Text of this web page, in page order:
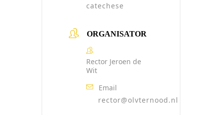
catechese
ORGANISATOR
Rector Jeroen de
Wit
Email
rector@olvternood.nl